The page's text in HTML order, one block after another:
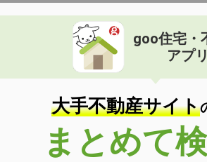
goo住宅・
アプリ
大手不動産サイト
まとめて